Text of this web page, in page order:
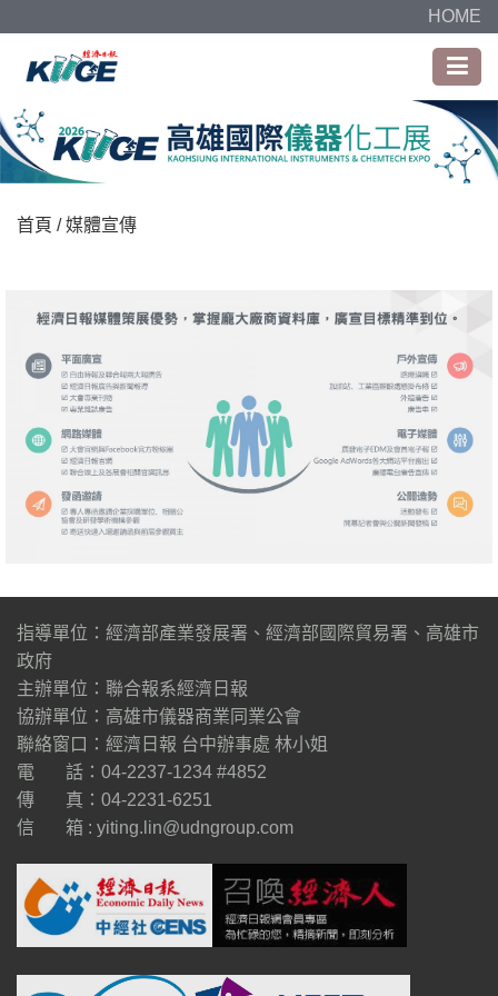
HOME
首頁 / 媒體宣傳
指導單位：經濟部產業發展署、經濟部國際貿易署、高雄市
政府
主辦單位：聯合報系經濟日報
協辦單位：高雄市儀器商業同業公會
聯絡窗口：經濟日報 台中辦事處 林小姐
電 話：04-2237-1234 #4852
傳 真：04-2231-6251
信 箱 : yiting.lin@udngroup.com